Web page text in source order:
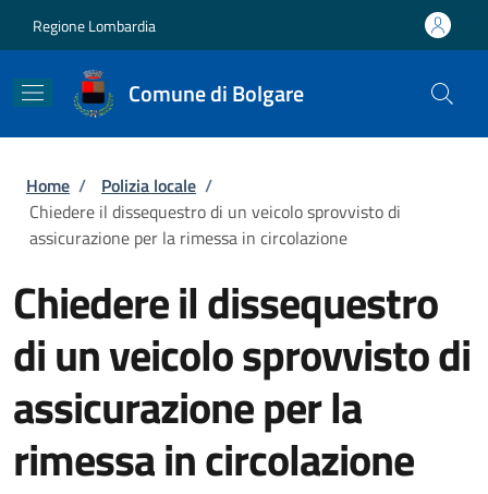
Regione Lombardia
Comune di Bolgare
Briciole di pane
Home / Polizia locale /
Chiedere il dissequestro di un veicolo sprovvisto di
assicurazione per la rimessa in circolazione
Chiedere il dissequestro
di un veicolo sprovvisto di
assicurazione per la
rimessa in circolazione